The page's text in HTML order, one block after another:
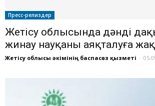
Пресс-релиздер
Жетісу облысында дәнді
жинау науқаны аяқталуға
Жетісу облысы әкімінің баспасөз қызметі -